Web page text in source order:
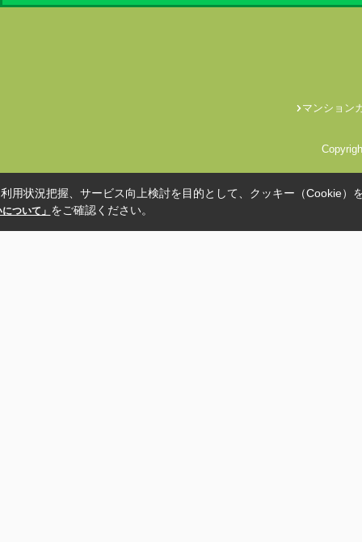
マンション
用状況把握、サービス向上検討を目的として、クッキー（Cookie）
ついて」 をご確認ください。